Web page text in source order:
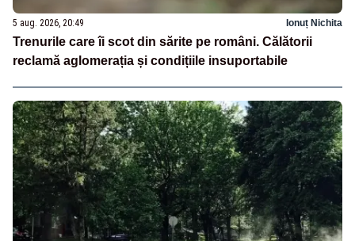
5 aug. 2026, 20:49 Ionuț Nichita
Trenurile care îi scot din sărite pe români. Călătorii
reclamă aglomerația și condițiile insuportabile